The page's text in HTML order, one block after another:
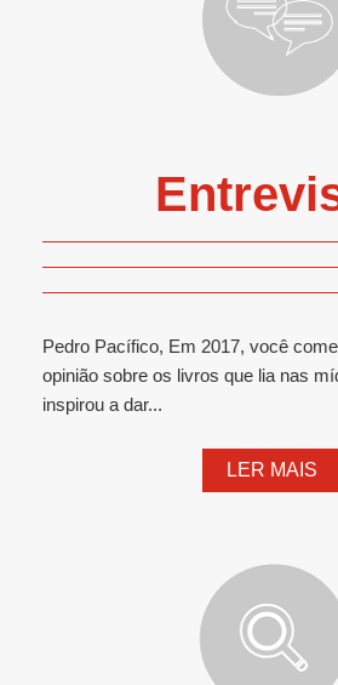
Pedro Pacífico, Em 2017, você
opinião sobre os livros que lia nas
inspirou a dar...
LER MAIS